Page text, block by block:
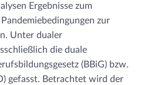
Ergebnisse zum
zur
Unter dualer
die duale
(BBiG) bzw.
gefasst. Betrachtet wird der